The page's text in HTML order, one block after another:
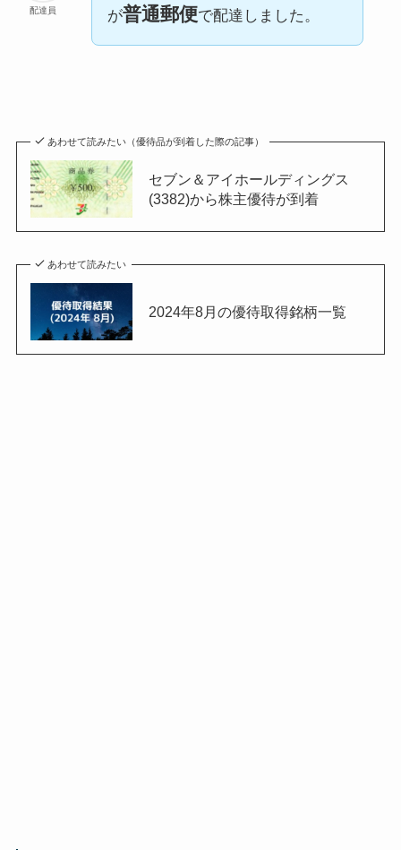
配達員 が普通郵便で配達しました。
あわせて読みたい（優待品が到着した際の記事）
セブン＆アイホールディングス
(3382)から株主優待が到着
あわせて読みたい
2024年8月の優待取得銘柄一覧